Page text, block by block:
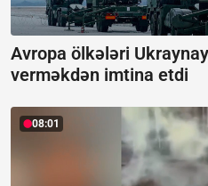
Avropa ölkələri
verməkdən imtina etdi
08:01